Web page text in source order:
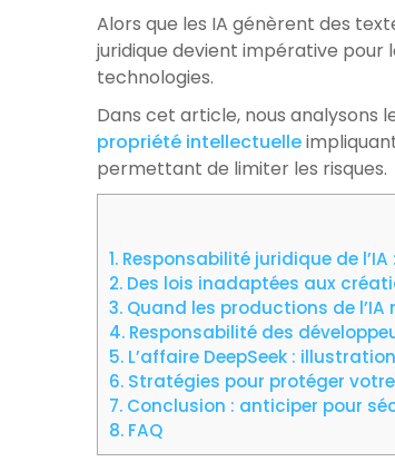
Alors que les IA génèrent des
juridique devient impérative pour
technologies.
Dans cet article, nous analysons
propriété intellectuelle
permettant de limiter les risques.
1. Responsabilité juridique de
2. Des lois inadaptées aux
3. Quand les productions de
4. Responsabilité des
5. L’affaire DeepSeek :
6. Stratégies pour protéger
7. Conclusion : anticiper pour
8. FAQ